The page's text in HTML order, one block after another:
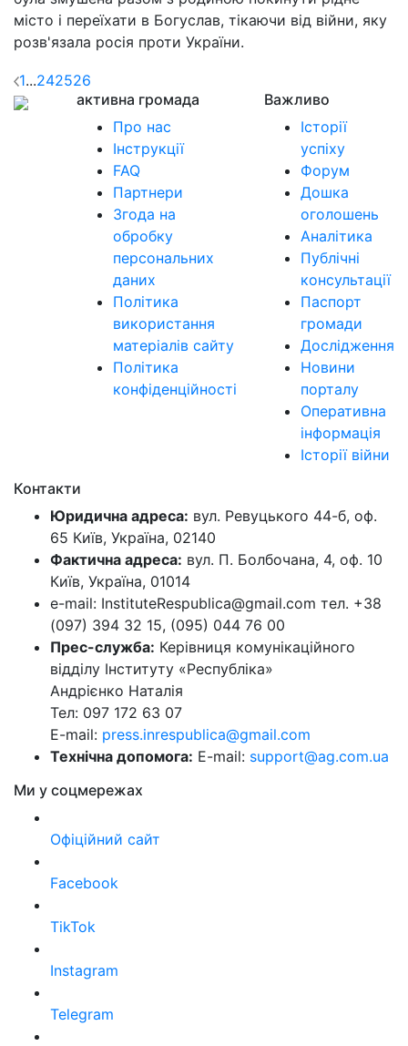
місто і переїхати в Богуслав, тікаючи від війни, яку
розв'язала росія проти України.
1...242526
активна громада
Про нас
Інструкції
FAQ
Партнери
Згода на
обробку
персональних
даних
Політика
використання
матеріалів сайту
Політика
конфіденційності
Важливо
Історії
успіху
Форум
Дошка
оголошень
Аналітика
Публічні
консультації
Паспорт
громади
Дослідження
Новини
порталу
Оперативна
інформація
Історії війни
Контакти
Юридична адреса: вул. Ревуцького 44-б, оф.
65 Київ, Україна, 02140
Фактична адреса: вул. П. Болбочана, 4, оф. 10
Київ, Україна, 01014
e-mail: InstituteRespublica@gmail.com тел. +38
(097) 394 32 15, (095) 044 76 00
Прес-служба: Керівниця комунікаційного
відділу Інституту «Республіка»
Андрієнко Наталія
Тел: 097 172 63 07
E-mail: press.inrespublica@gmail.com
Технічна допомога: E-mail: support@ag.com.ua
Ми у соцмережах
Офіційний сайт
Facebook
TikTok
Instagram
Telegram